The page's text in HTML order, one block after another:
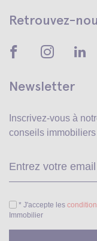
Retrouvez-
Newsletter
Inscrivez-vous à
conseils
* J'accepte les
Immobilier